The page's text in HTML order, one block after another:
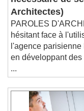
nécessaire de
Architectes)
PAROLES
hésitant face à
l'agence
...